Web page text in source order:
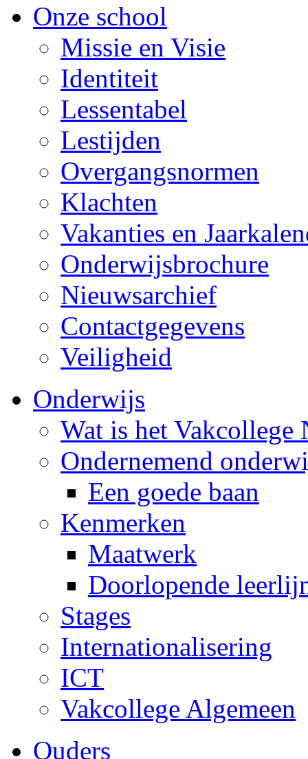
Onze school
Missie en Visie
Identiteit
Lessentabel
Lestijden
Overgangsnormen
Klachten
Vakanties en
Onderwijsbrochure
Nieuwsarchief
Contactgegevens
Veiligheid
Onderwijs
Wat is het Vakcollege
Ondernemend
Een goede baan
Kenmerken
Maatwerk
Doorlopende
Stages
Internationalisering
ICT
Vakcollege Algemeen
Ouders